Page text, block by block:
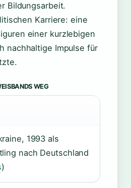
Bildungsarbeit.
Karriere: eine
einer kurzlebigen
nachhaltige Impulse für
WEG
1993 als
nach Deutschland
)